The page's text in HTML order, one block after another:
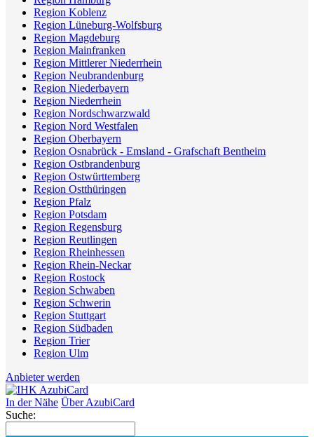
Region Koblenz
Region Lüneburg-Wolfsburg
Region Magdeburg
Region Mainfranken
Region Mittlerer Niederrhein
Region Neubrandenburg
Region Niederbayern
Region Niederrhein
Region Nordschwarzwald
Region Nord Westfalen
Region Oberbayern
Region Osnabrück - Emsland - Grafschaft Bentheim
Region Ostbrandenburg
Region Ostwürttemberg
Region Ostthüringen
Region Pfalz
Region Potsdam
Region Regensburg
Region Reutlingen
Region Rheinhessen
Region Rhein-Neckar
Region Rostock
Region Schwaben
Region Schwerin
Region Stuttgart
Region Südbaden
Region Trier
Region Ulm
Anbieter werden
In der Nähe Über AzubiCard
Suche: